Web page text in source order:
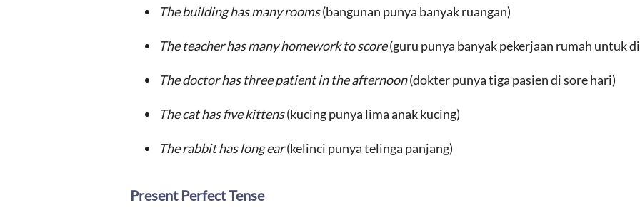
The building has many rooms(bangunan punya banyak ruangan)
The teacher has many homework to score(guru punya banyak pekerjaan rumah untuk
The doctor has three patient in the afternoon(dokter punya tiga pasien di sore hari)
The cat has five kittens(kucing punya lima anak kucing)
The rabbit has long ear(kelinci punya telinga panjang)
Present Perfect Tense